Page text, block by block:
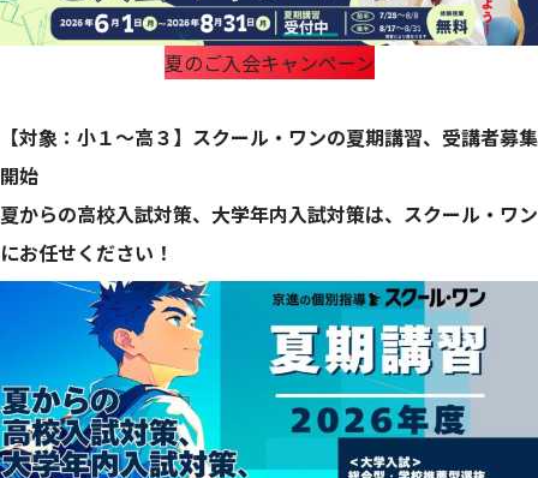
夏のご入会キャンペーン
【対象：小１～高３】スクール・ワンの夏期講習、受講者募集
開始
夏からの高校入試対策、大学年内入試対策は、スクール・ワン
にお任せください！